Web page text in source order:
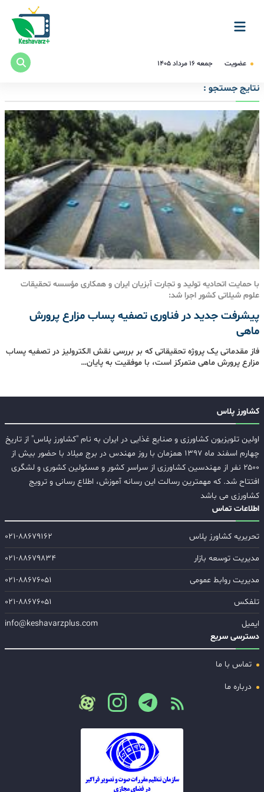
عضویت جمعه ۱۶ مرداد ۱۴۰۵
نتایج جستجو :
با حمایت اتحادیه تولید و تجارت آبزیان ایران و همکاری مؤسسه تحقیقات
علوم شیلاتی کشور اجرا شد:
پیشرفت جدید در فناوری تصفیه پساب مزارع پرورش
ماهی
فاز مقدماتی یک پروژه تحقیقاتی که بر بررسی نقش الکترولیز در تصفیه پساب
مزارع پرورش ماهی متمرکز است، با موفقیت به پایان…
کشاورز پلاس
اولین تلویزیون کشاورزی و صنایع غذایی در ایران به نام "کشاورز پلاس" از تاریخ
چهارم اسفند ماه ۱۳۹۷ همزمان با روز مهندس در برج میلاد با حضور بیش از
۲۵۰۰ نفر از مهندسین کشاورزی از سراسر کشور و مسئولین کشوری و لشگری
افتتاح شد. که مهمترین رسالت این رسانه آموزش، اطلاع رسانی و ترویج
کشاورزی می باشد
اطلاعات تماس
تحریریه کشاورز پلاس
۰۲۱-۸۸۶۷۹۱۶۲
مدیریت توسعه بازار
۰۲۱-۸۸۶۷۹۸۳۴
مدیریت روابط عمومی
۰۲۱-۸۸۶۷۶۰۵۱
تلفکس
۰۲۱-۸۸۶۷۶۰۵۱
ایمیل
info@keshavarzplus.com
دسترسی سریع
تماس با ما
درباره ما